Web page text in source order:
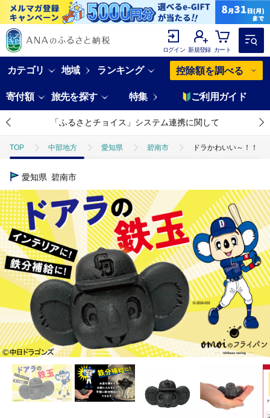
ログイン 新規登録 カート
カテゴリ 地域 ランキング 控除額を調べる
寄付額 旅先を探す 特集 ご利用ガイド
「ふるさとチョイス」システム連携に関して
TOP 中部地方 愛知県 碧南市 ドラかわいい～！！
愛知県 碧南市